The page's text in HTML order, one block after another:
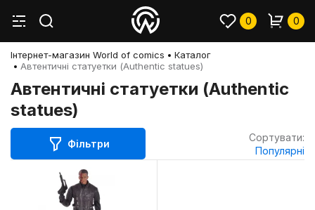
0 0
Інтернет-магазин World of comics
Каталог
Автентичні статуетки (Authentic statues)
Автентичні статуетки (Authentic
statues)
Фільтри
Сортувати:
Популярні